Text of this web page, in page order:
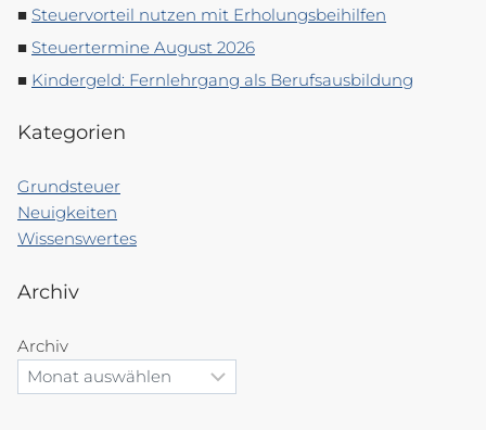
Steuervorteil nutzen mit Erholungsbeihilfen
Steuertermine August 2026
Kindergeld: Fernlehrgang als Berufsausbildung
Kategorien
Grundsteuer
Neuigkeiten
Wissenswertes
Archiv
Archiv